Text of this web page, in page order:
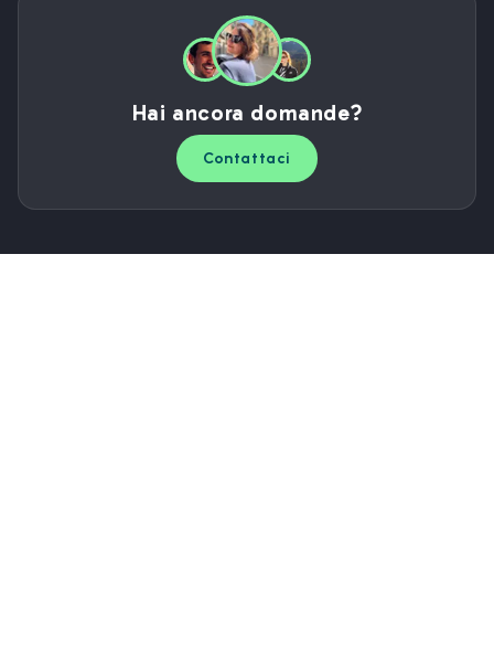
Hai ancora domande?
Contattaci